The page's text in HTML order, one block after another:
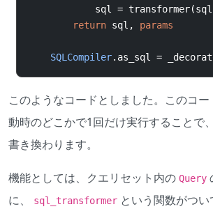
sql = transformer(sql
return sql , params
SQLCompiler. as_sql =
このようなコードとしました。このコ
動時のどこかで1回だけ実行することで、
書き換わります。
機能としては、クエリセット内の Query
に、
sql_transformer という関数がつ